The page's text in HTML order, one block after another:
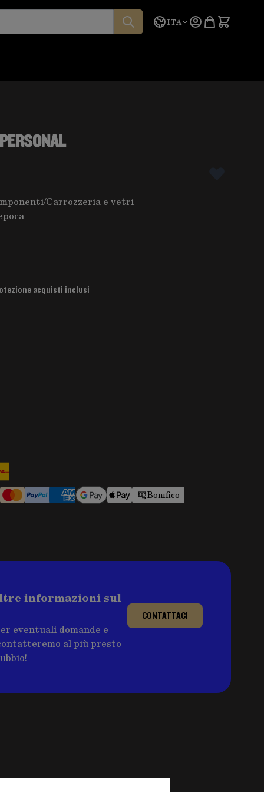
Lingua
ITA Preventivo
/Carrozzeria e vetri
acquisti inclusi
Bonifico
informazioni sul
eventuali domande e
al più presto
CONTATTACI